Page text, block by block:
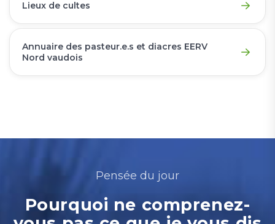
Lieux de cultes
Annuaire des pasteur.e.s et diacres EERV
Nord vaudois
Pensée du jour
Pourquoi ne comprenez-